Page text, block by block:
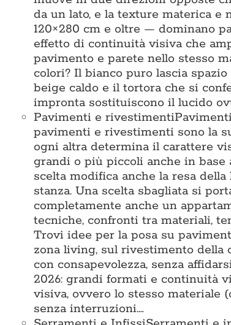
da un lato, e la texture materica e
120×280 cm e oltre — dominano
effetto di continuità visiva che
pavimento e parete nello stesso
colori? Il bianco puro lascia
beige caldo e il tortora che si
impronta sostituiscono il lucido
Pavimenti e rivestimenti
pavimenti e rivestimenti sono la
ogni altra determina il carattere
grandi o più piccoli anche in base
scelta modifica anche la resa
stanza. Una scelta sbagliata si
completamente anche un
tecniche, confronti tra materiali,
Trovi idee per la posa su
zona living, sul rivestimento della
con consapevolezza, senza
2026: grandi formati e continuità
visiva, ovvero lo stesso materiale
senza interruzioni.…